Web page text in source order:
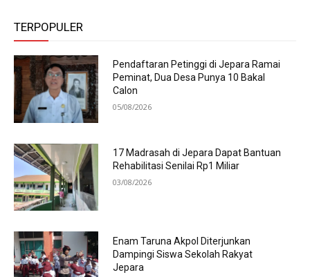
TERPOPULER
Pendaftaran Petinggi di Jepara Ramai
Peminat, Dua Desa Punya 10 Bakal
Calon
05/08/2026
17 Madrasah di Jepara Dapat Bantuan
Rehabilitasi Senilai Rp1 Miliar
03/08/2026
Enam Taruna Akpol Diterjunkan
Dampingi Siswa Sekolah Rakyat
Jepara